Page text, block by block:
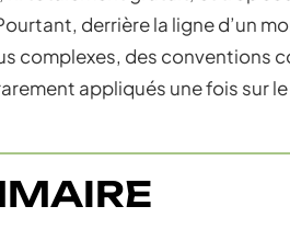
derrière la ligne d’un
complexes, des conventions
appliqués une fois sur